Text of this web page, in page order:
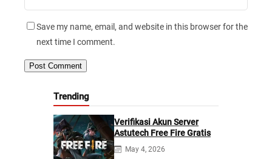
Save my name, email, and website in this browser for the
next time I comment.
Trending
Verifikasi Akun Server
Astutech Free Fire Gratis
May 4, 2026